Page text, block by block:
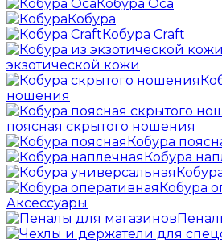
Кобура Оса
Кобура
Кобура Craft
экзотической кожи
ношения
поясная скрытого ношения
Кобура
Кобура
Кобура
Аксессуары